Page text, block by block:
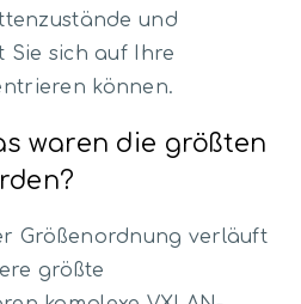
und
Sie sich auf Ihre
können.
waren die größten
Größenordnung verläuft
größte